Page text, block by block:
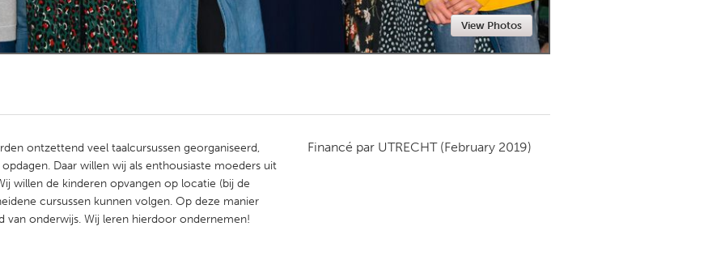
View Photos
ontzettend veel taalcursussen georganiseerd,
Daar willen wij als enthousiaste moeders uit
willen de kinderen opvangen op locatie (bij de
cursussen kunnen volgen. Op deze manier
van onderwijs. Wij leren hierdoor ondernemen!
Financé par UTRECHT (February 2019)